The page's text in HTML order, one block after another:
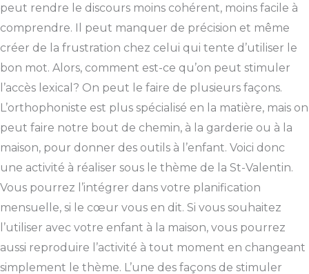
peut rendre le discours moins cohérent, moins facile à
comprendre. Il peut manquer de précision et même
créer de la frustration chez celui qui tente d’utiliser le
bon mot. Alors, comment est-ce qu’on peut stimuler
l’accès lexical? On peut le faire de plusieurs façons.
L’orthophoniste est plus spécialisé en la matière, mais on
peut faire notre bout de chemin, à la garderie ou à la
maison, pour donner des outils à l’enfant. Voici donc
une activité à réaliser sous le thème de la St-Valentin.
Vous pourrez l’intégrer dans votre planification
mensuelle, si le cœur vous en dit. Si vous souhaitez
l’utiliser avec votre enfant à la maison, vous pourrez
aussi reproduire l’activité à tout moment en changeant
simplement le thème. L’une des façons de stimuler